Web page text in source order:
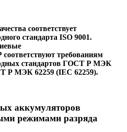
соответствует
стандарта ISO 9001.
требованиям
стандартов ГОСТ Р МЭК
Р МЭК 62259 (IEC 62259).
аккумуляторов
режимами разряда